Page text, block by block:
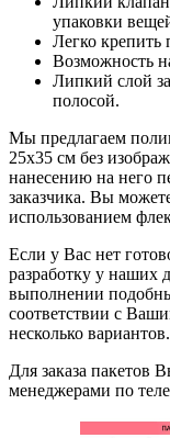
упаковки
Легко крепить
Возможность
Липкий слой
полосой.
Мы предлагаем
25х35 см без
нанесению на него
заказчика. Вы
использованием
Если у Вас нет
разработку у
выполнении
соответствии с
несколько вариантов.
Для заказа пакетов
менеджерами по